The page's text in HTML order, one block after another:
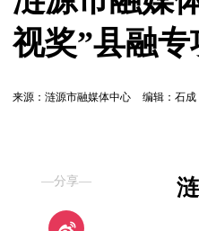
视奖”县融
来源：涟源市融媒体中心 编辑：石成
—分享—